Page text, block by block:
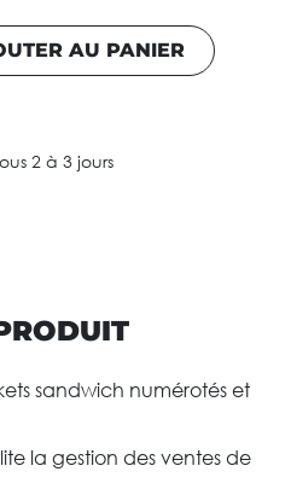
AU PANIER
2 à 3 jours
sandwich numérotés et
la gestion des ventes de